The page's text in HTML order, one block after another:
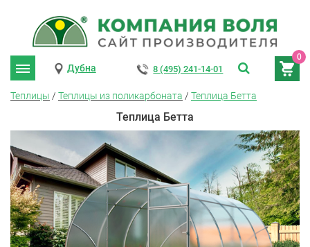
0
Дубна 8 (495) 241-14-01
Теплицы / Теплицы из поликарбоната / Теплица Бетта
Теплица Бетта